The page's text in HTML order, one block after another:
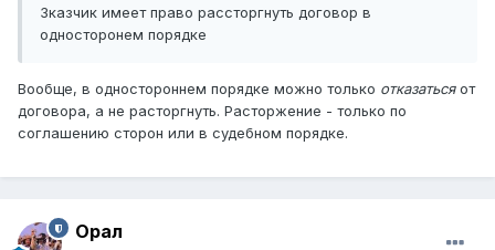
Зказчик имеет право рассторгнуть договор в
односторонем порядке
Вообще, в одностороннем порядке можно только отказатьсяот
договора, а не расторгнуть. Расторжение - только по
соглашению сторон или в судебном порядке.
Орал